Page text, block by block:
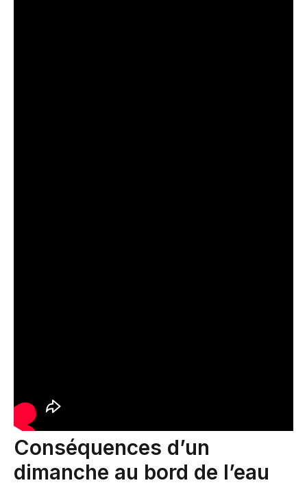
Conséquences d’un
dimanche au bord de l’eau